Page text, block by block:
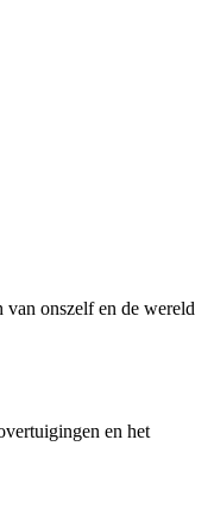
van onszelf en de wereld
en het